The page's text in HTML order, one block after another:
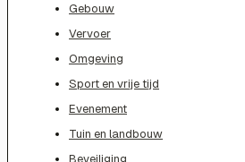
Gebouw
Vervoer
Omgeving
Sport en vrije tijd
Evenement
Tuin en landbouw
Beveiliging